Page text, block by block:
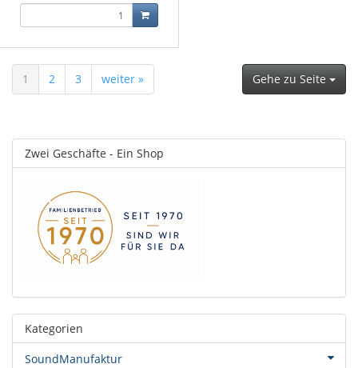
1 2 3 weiter » Gehe zu Seite
Zwei Geschäfte - Ein Shop
Kategorien
SoundManufaktur